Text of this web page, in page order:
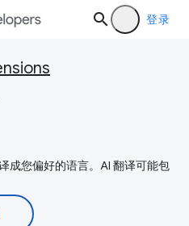
登录
成您偏好的语言。AI 翻译可能包